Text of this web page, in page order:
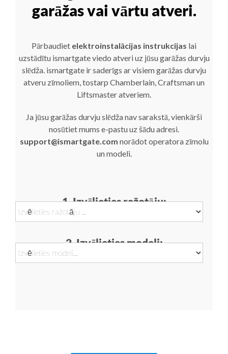
garāžas vai vārtu atveri.
Pārbaudiet elektroinstalācijas instrukcijas lai
uzstādītu ismartgate viedo atveri uz jūsu garāžas durvju
slēdža. ismartgate ir saderīgs ar visiem garāžas durvju
atveru zīmoliem, tostarp Chamberlain, Craftsman un
Liftsmaster atveriem.
Ja jūsu garāžas durvju slēdža nav sarakstā, vienkārši
nosūtiet mums e-pastu uz šādu adresi.
support@ismartgate.com norādot operatora zīmolu
un modeli.
1. Izvēlieties ražotāju:
2. Izvēlieties modeli: